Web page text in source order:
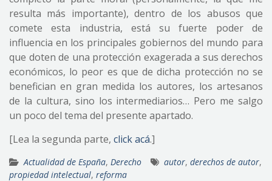
resulta más importante), dentro de los abusos que
comete esta industria, está su fuerte poder de
influencia en los principales gobiernos del mundo para
que doten de una protección exagerada a sus derechos
económicos, lo peor es que de dicha protección no se
benefician en gran medida los autores, los artesanos
de la cultura, sino los intermediarios… Pero me salgo
un poco del tema del presente apartado.
[Lea la segunda parte, click acá.]
Actualidad de España, Derecho autor, derechos de autor,
propiedad intelectual, reforma